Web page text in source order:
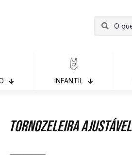
INFANTIL
Tornozeleira Ajustável